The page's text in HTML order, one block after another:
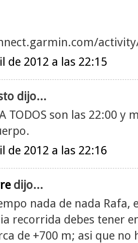
de 2012 a las 22:15
dijo...
A TODOS son las 22:00
de 2012 a las 22:16
dijo...
nada de nada
recorrida debes tener
de +700 m; asi que no